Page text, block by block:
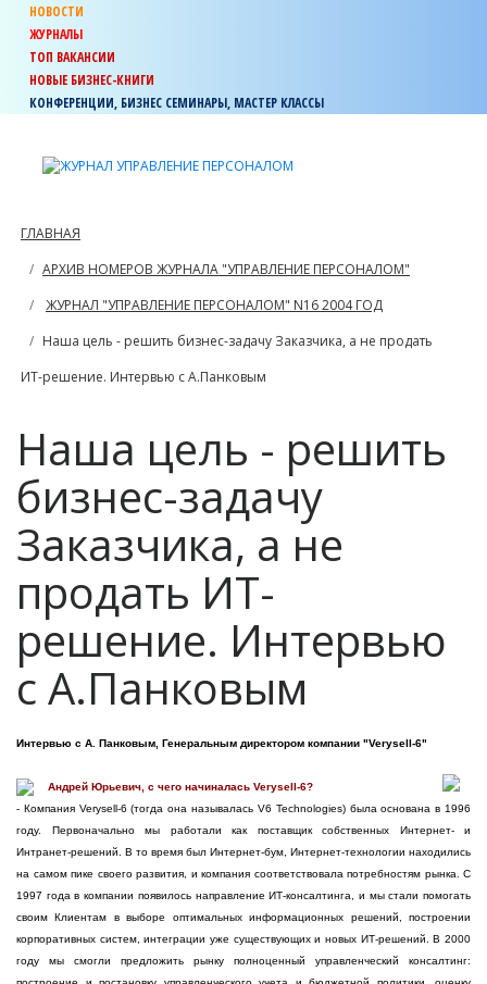
НОВОСТИ
ЖУРНАЛЫ
ТОП ВАКАНСИИ
НОВЫЕ БИЗНЕС-КНИГИ
КОНФЕРЕНЦИИ, БИЗНЕС СЕМИНАРЫ, МАСТЕР КЛАССЫ
ГЛАВНАЯ
АРХИВ НОМЕРОВ ЖУРНАЛА "УПРАВЛЕНИЕ ПЕРСОНАЛОМ"
ЖУРНАЛ "УПРАВЛЕНИЕ ПЕРСОНАЛОМ" N16 2004 ГОД
Наша цель - решить бизнес-задачу Заказчика, а не продать
ИТ-решение. Интервью с А.Панковым
Наша цель - решить
бизнес-задачу
Заказчика, а не
продать ИТ-
решение. Интервью
с А.Панковым
Интервью с А. Панковым, Генеральным директором компании "Verysell-6"
Андрей Юрьевич, с чего начиналась Verysell-6?
- Компания Verysell-6 (тогда она называлась V6 Technologies) была основана в 1996
году. Первоначально мы работали как поставщик собственных Интернет- и
Интранет-решений. В то время был Интернет-бум, Интернет-технологии находились
на самом пике своего развития, и компания соответствовала потребностям рынка. С
1997 года в компании появилось направление ИТ-консалтинга, и мы стали помогать
своим Клиентам в выборе оптимальных информационных решений, построении
корпоративных систем, интеграции уже существующих и новых ИТ-решений. В 2000
году мы смогли предложить рынку полноценный управленческий консалтинг: